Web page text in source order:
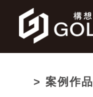
> 案例作品